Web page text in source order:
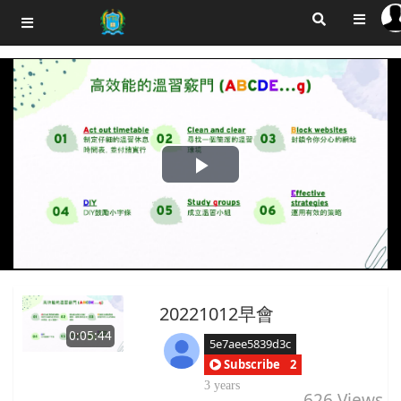
Play
Video
0:05:44
20221012早會
5e7aee5839d3c
Subscribe
2
3 years